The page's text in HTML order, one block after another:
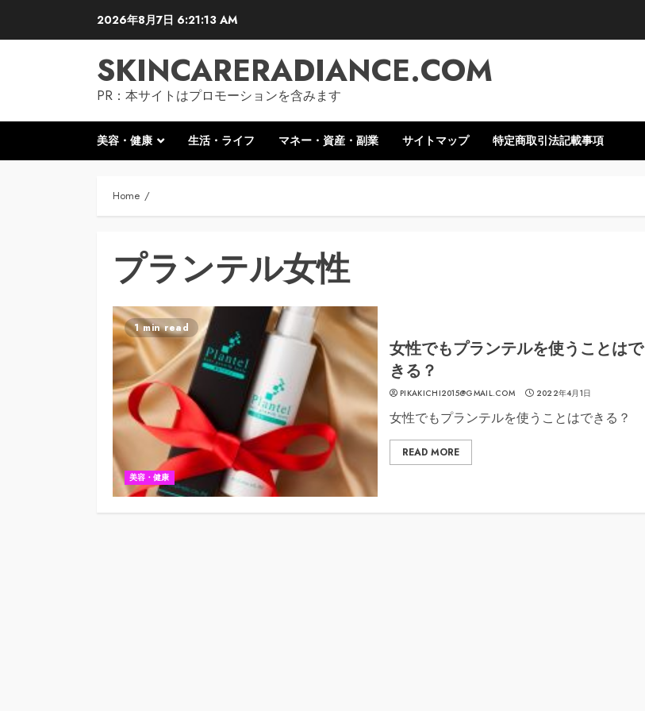
2026年8月7日 6:21:14 AM
SKINCARERADIANCE.COM
PR：本サイトはプロモーションを含みます
美容・健康 生活・ライフ マネー・資産・副業 サイトマップ 特定商取引法記載事項
Home
プランテル女性
1 min read
美容・健康
女性でもプランテルを使うことはで
きる？
PIKAKICHI2015@GMAIL.COM 2022年4月1日
女性でもプランテルを使うことはできる？
READ MORE